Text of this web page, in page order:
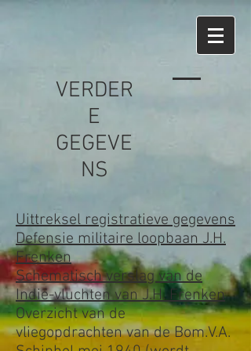
VERDER
E
GEGEVE
NS
Uittreksel registratieve gegevens
Defensie militaire loopbaan J.H.
Frenken
Schematisch verslag van de
Indië-vluchten van J.H. Frenken
Overzicht van de
vliegopdrachten van de Bom.V.A.